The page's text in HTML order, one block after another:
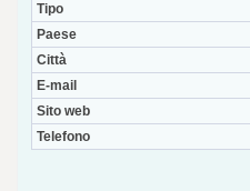
Tipo
Paese
Città
E-mail
Sito web
Telefono